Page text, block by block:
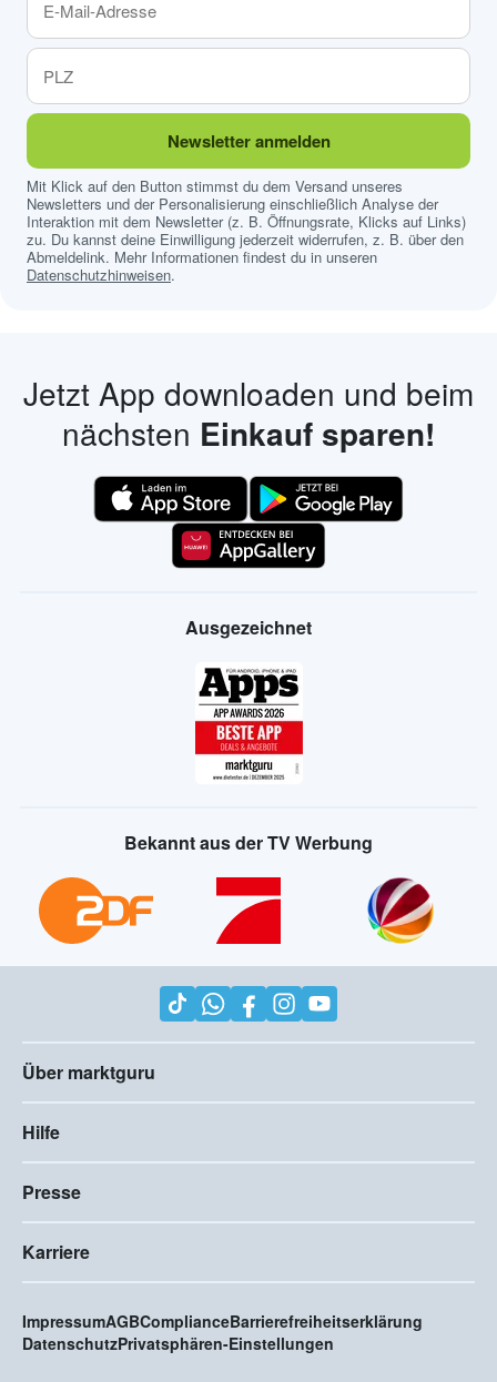
Newsletter anmelden
Mit Klick auf den Button stimmst du dem Versand unseres
Newsletters und der Personalisierung einschließlich Analyse der
Interaktion mit dem Newsletter (z. B. Öffnungsrate, Klicks auf Links)
zu. Du kannst deine Einwilligung jederzeit widerrufen, z. B. über den
Abmeldelink. Mehr Informationen findest du in unseren
Datenschutzhinweisen.
Jetzt App downloaden und beim
nächsten Einkauf sparen!
Ausgezeichnet
Bekannt aus der TV Werbung
Über marktguru
Hilfe
Presse
Karriere
ImpressumAGBComplianceBarrierefreiheitserklärung
DatenschutzPrivatsphären-Einstellungen